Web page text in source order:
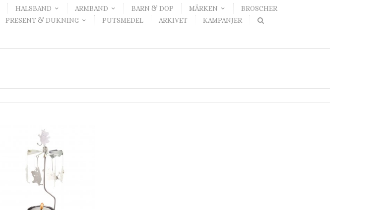
HALSBAND ARMBAND BARN & DOP MÄRKEN
BROSCHER
PRESENT & DUKNING PUTSMEDEL ARKIVET KAMPANJER